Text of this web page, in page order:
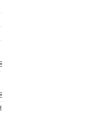
위탁 계약 종료시까지
위탁 계약 종료시까지
비스 이용종료 및 회원